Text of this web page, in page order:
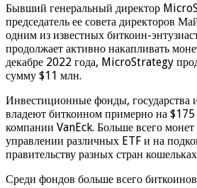
Бывший генеральный директор
председатель ее совета директоров
одним из известных биткоин-
продолжает активно накапливать
декабре 2022 года, MicroStrategy
сумму $11 млн.
Инвестиционные фонды, государства
владеют биткоином примерно на
компании VanEck. Больше всего монет
управлении различных ETF и на
правительству разных стран
Среди фондов больше всего